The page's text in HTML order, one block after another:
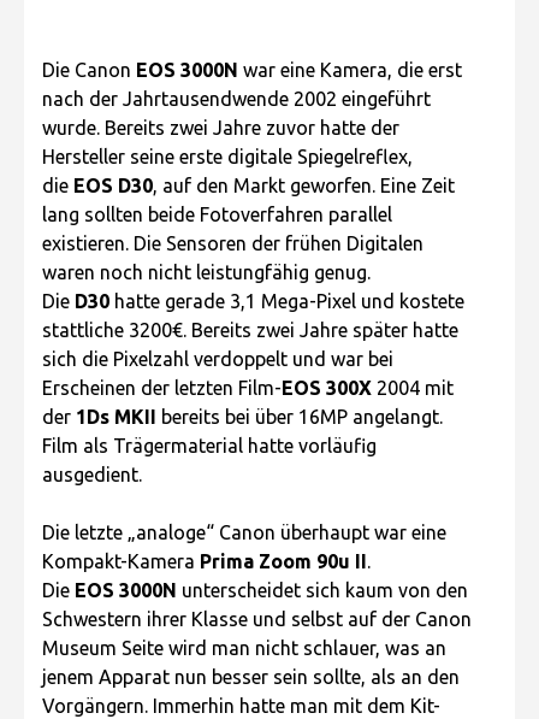
Die Canon EOS 3000N war eine Kamera, die erst
nach der Jahrtausendwende 2002 eingeführt
wurde. Bereits zwei Jahre zuvor hatte der
Hersteller seine erste digitale Spiegelreflex,
die EOS D30, auf den Markt geworfen. Eine Zeit
lang sollten beide Fotoverfahren parallel
existieren. Die Sensoren der frühen Digitalen
waren noch nicht leistungfähig genug.
Die D30 hatte gerade 3,1 Mega-Pixel und kostete
stattliche 3200€. Bereits zwei Jahre später hatte
sich die Pixelzahl verdoppelt und war bei
Erscheinen der letzten Film-EOS 300X 2004 mit
der 1Ds MKII bereits bei über 16MP angelangt.
Film als Trägermaterial hatte vorläufig
ausgedient.
Die letzte „analoge“ Canon überhaupt war eine
Kompakt-Kamera Prima Zoom 90u II.
Die EOS 3000N unterscheidet sich kaum von den
Schwestern ihrer Klasse und selbst auf der Canon
Museum Seite wird man nicht schlauer, was an
jenem Apparat nun besser sein sollte, als an den
Vorgängern. Immerhin hatte man mit dem Kit-